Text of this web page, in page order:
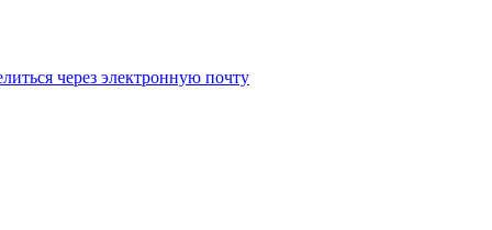
через электронную почту